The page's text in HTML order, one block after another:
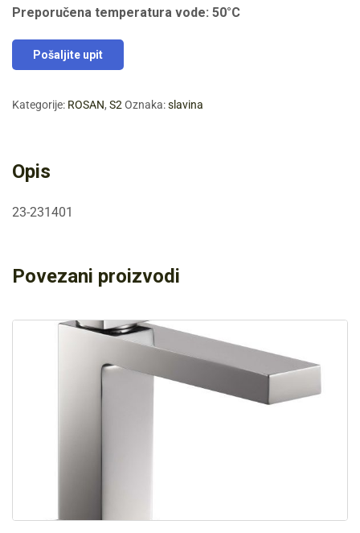
Preporučena temperatura vode: 50°C
Pošaljite upit
Kategorije: ROSAN, S2 Oznaka:slavina
Opis
23-231401
Povezani proizvodi